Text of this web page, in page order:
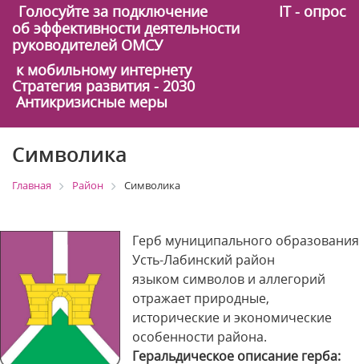
Голосуйте за подключение
IT - опрос
об эффективности деятельности
руководителей ОМСУ
к мобильному интернету
Стратегия развития - 2030
Антикризисные меры
Символика
Главная Район Символика
Герб муниципального образования
Усть-Лабинский район
языком символов и аллегорий
отражает природные,
исторические и экономические
особенности района.
Геральдическое описание герба: